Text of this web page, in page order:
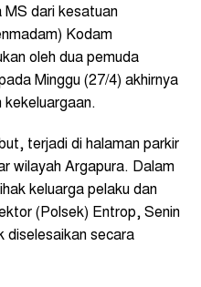
dari kesatuan
Kodam
oleh dua pemuda
Minggu (27/4) akhirnya
kekeluargaan.
terjadi di halaman parkir
wilayah Argapura. Dalam
keluarga pelaku dan
(Polsek) Entrop, Senin
diselesaikan secara